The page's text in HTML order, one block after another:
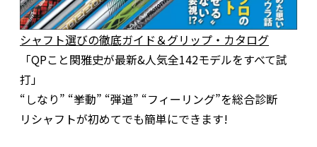
シャフト選びの徹底ガイド＆グリップ・カタログ
「QPこと関雅史が最新&人気全142モデルをすべて試
打」
“しなり” “挙動” “弾道” “フィーリング”を総合診断
リシャフトが初めてでも簡単にできます!